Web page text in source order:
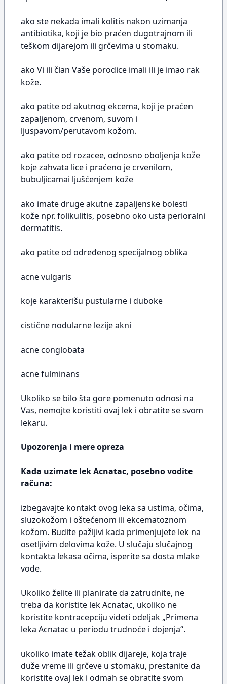
ako ste nekada imali kolitis nakon uzimanja
antibiotika, koji je bio praćen dugotrajnom ili
teškom dijarejom ili grčevima u stomaku.
ako Vi ili član Vaše porodice imali ili je imao rak
kože.
ako patite od akutnog ekcema, koji je praćen
zapaljenom, crvenom, suvom i
ljuspavom/perutavom kožom.
ako patite od rozacee, odnosno oboljenja kože
koje zahvata lice i praćeno je crvenilom,
bubuljicamai ljušćenjem kože
ako imate druge akutne zapaljenske bolesti
kože npr. folikulitis, posebno oko usta perioralni
dermatitis.
ako patite od određenog specijalnog oblika
acne vulgaris
koje karakterišu pustularne i duboke
cistične nodularne lezije akni
acne conglobata
acne fulminans
Ukoliko se bilo šta gore pomenuto odnosi na
Vas, nemojte koristiti ovaj lek i obratite se svom
lekaru.
Upozorenja i mere opreza
Kada uzimate lek Acnatac, posebno vodite
računa:
izbegavajte kontakt ovog leka sa ustima, očima,
sluzokožom i oštećenom ili ekcematoznom
kožom. Budite pažljivi kada primenjujete lek na
osetljivim delovima kože. U slučaju slučajnog
kontakta lekasa očima, isperite sa dosta mlake
vode.
Ukoliko želite ili planirate da zatrudnite, ne
treba da koristite lek Acnatac, ukoliko ne
koristite kontracepciju videti odeljak „Primena
leka Acnatac u periodu trudnoće i dojenja“.
ukoliko imate težak oblik dijareje, koja traje
duže vreme ili grčeve u stomaku, prestanite da
koristite ovaj lek i odmah se obratite svom